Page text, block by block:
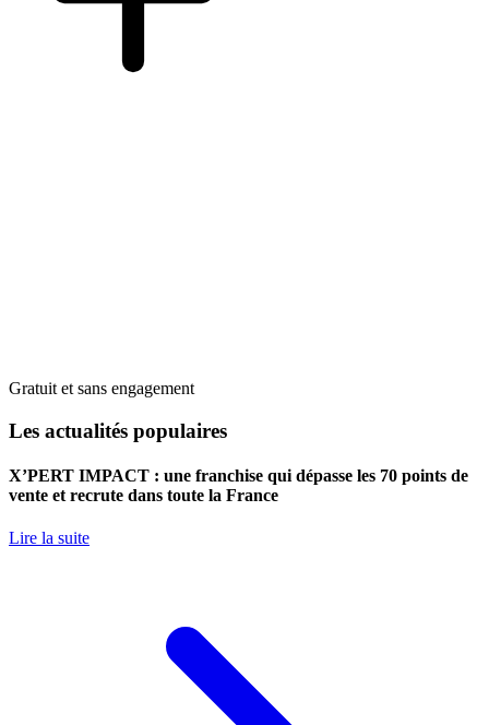
Gratuit et sans engagement
Les actualités populaires
X’PERT IMPACT : une franchise qui dépasse les 70 points de
vente et recrute dans toute la France
Lire la suite